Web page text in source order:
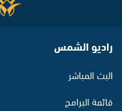
راديو الشمس
البث المباشر
قائمة البرامج